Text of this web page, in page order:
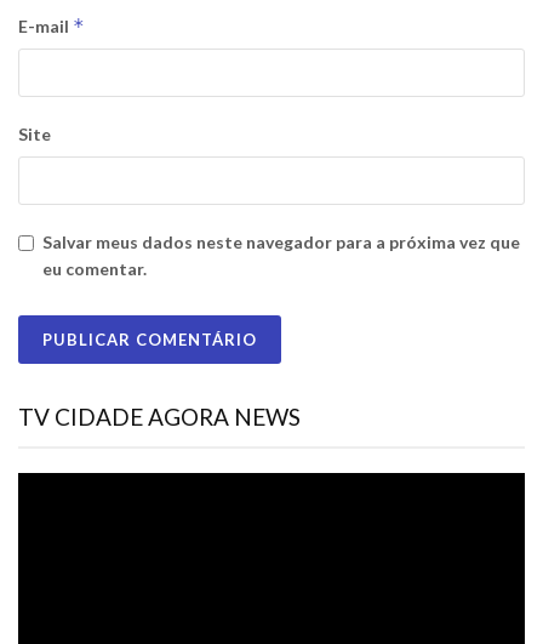
E-mail *
Site
Salvar meus dados neste navegador para a próxima vez que
eu comentar.
TV CIDADE AGORA NEWS